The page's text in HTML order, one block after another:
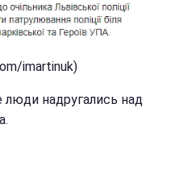
imartinuk)
надругались над